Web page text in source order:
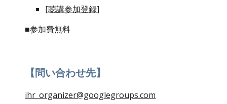
[聴講参加登録]
■参加費無料
【問い合わせ先】
ihr_organizer@googlegroups.com